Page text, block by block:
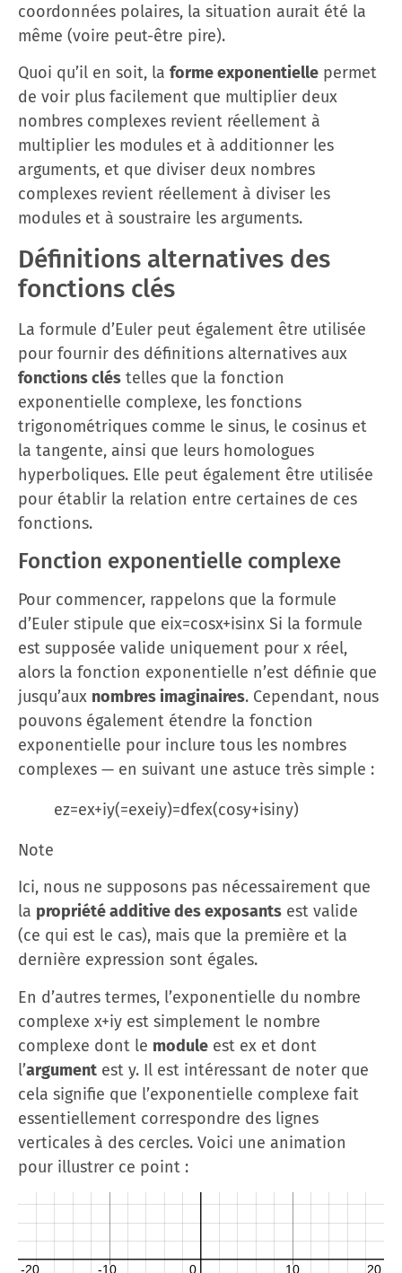
coordonnées polaires, la situation aurait été la
même (voire peut-être pire).
Quoi qu’il en soit, la forme exponentielle permet
de voir plus facilement que multiplier deux
nombres complexes revient réellement à
multiplier les modules et à additionner les
arguments, et que diviser deux nombres
complexes revient réellement à diviser les
modules et à soustraire les arguments.
Définitions alternatives des
fonctions clés
La formule d’Euler peut également être utilisée
pour fournir des définitions alternatives aux
fonctions clés telles que la fonction
exponentielle complexe, les fonctions
trigonométriques comme le sinus, le cosinus et
la tangente, ainsi que leurs homologues
hyperboliques. Elle peut également être utilisée
pour établir la relation entre certaines de ces
fonctions.
Fonction exponentielle complexe
Pour commencer, rappelons que la formule
d’Euler stipule que eix=cos⁡x+isin⁡x Si la formule
est supposée valide uniquement pour x réel,
alors la fonction exponentielle n’est définie que
jusqu’aux nombres imaginaires. Cependant, nous
pouvons également étendre la fonction
exponentielle pour inclure tous les nombres
complexes — en suivant une astuce très simple :
ez=ex+iy(=exeiy)=dfex(cos⁡y+isin⁡y)
Note
Ici, nous ne supposons pas nécessairement que
la propriété additive des exposants est valide
(ce qui est le cas), mais que la première et la
dernière expression sont égales.
En d’autres termes, l’exponentielle du nombre
complexe x+iy est simplement le nombre
complexe dont le module est ex et dont
l’argument est y. Il est intéressant de noter que
cela signifie que l’exponentielle complexe fait
essentiellement correspondre des lignes
verticales à des cercles. Voici une animation
pour illustrer ce point :